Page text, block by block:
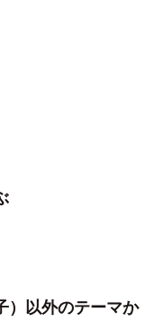
）以外のテーマか